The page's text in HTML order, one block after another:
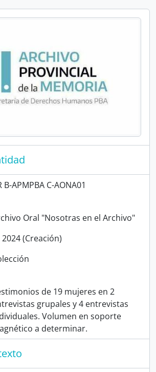
B-APMPBA C-AONA01
Oral "Nosotras en el Archivo"
2024 (Creación)
de 19 mujeres en 2
grupales y 4 entrevistas
Volumen en soporte
a determinar.